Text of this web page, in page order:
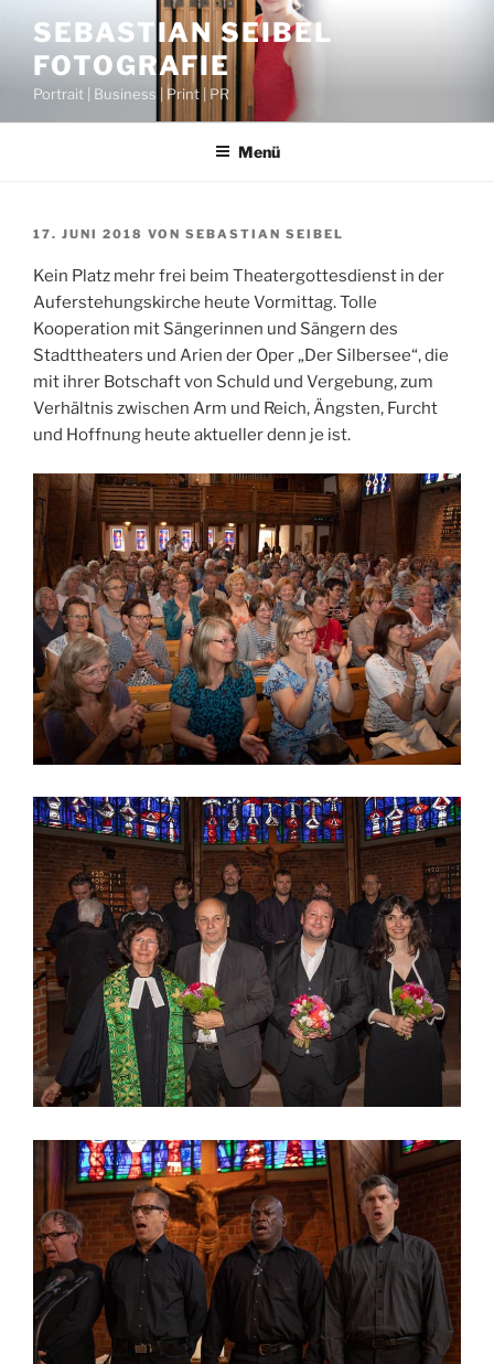
Inhalt
springen
SEBASTIAN SEIBEL
FOTOGRAFIE
Portrait | Business | Print | PR
Menü
VERÖFFENTLICHT
17. JUNI 2018 VON SEBASTIAN SEIBEL
Kein Platz mehr frei beim Theatergottesdienst in der
Auferstehungskirche heute Vormittag. Tolle
Kooperation mit Sängerinnen und Sängern des
Stadttheaters und Arien der Oper „Der Silbersee“, die
mit ihrer Botschaft von Schuld und Vergebung, zum
Verhältnis zwischen Arm und Reich, Ängsten, Furcht
und Hoffnung heute aktueller denn je ist.